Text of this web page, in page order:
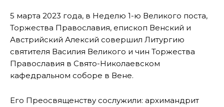
5 марта 2023 года, в Неделю 1-ю Великого поста,
Торжества Православия, епископ Венский и
Австрийский Алексий совершил Литургию
святителя Василия Великого и чин Торжества
Православия в Свято-Николаевском
кафедральном соборе в Вене.
Его Преосвященству сослужили: архимандрит